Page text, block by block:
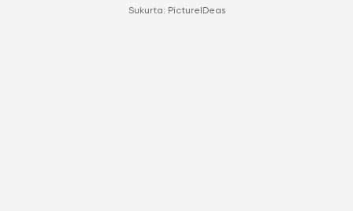
Sukurta: PictureIDeas